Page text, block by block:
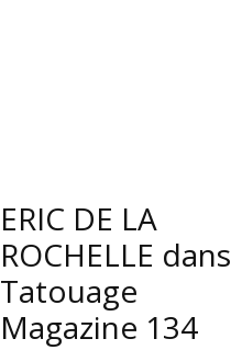
ERIC DE LA
ROCHELLE dans
Tatouage
Magazine 134